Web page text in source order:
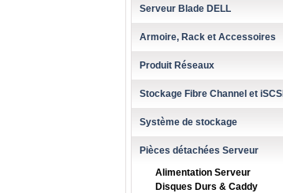
Serveur Blade DELL
Armoire, Rack et Accessoires
Produit Réseaux
Stockage Fibre Channel et iSCSI
Système de stockage
Pièces détachées Serveur
Alimentation Serveur
Disques Durs & Caddy